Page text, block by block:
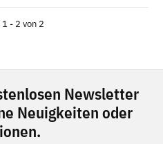
- 2 von 2
Newsletter
Neuigkeiten oder